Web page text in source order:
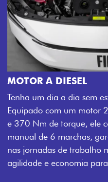
MOTOR A DIESEL
Tenha um dia a dia sem
Equipado com um motor
e 370 Nm de torque, ele
manual de 6 marchas,
nas jornadas de trabalho
agilidade e economia